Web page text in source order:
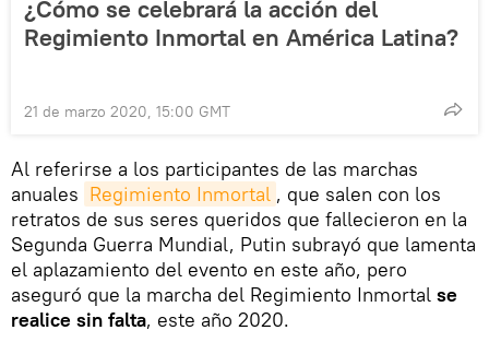
¿Cómo se celebrará la acción del
Regimiento Inmortal en América Latina?
21 de marzo 2020, 15:00 GMT
Al referirse a los participantes de las marchas
anuales Regimiento Inmortal , que salen con los
retratos de sus seres queridos que fallecieron en la
Segunda Guerra Mundial, Putin subrayó que lamenta
el aplazamiento del evento en este año, pero
aseguró que la marcha del Regimiento Inmortal se
realice sin falta, este año 2020.